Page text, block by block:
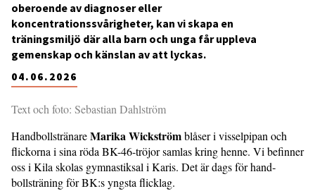
04.06.2026
oberoende av diagnoser eller
koncentrationssvårigheter, kan vi skapa en
träningsmiljö där alla barn och unga får uppleva
gemenskap och känslan av att lyckas.
Text och foto: Sebastian Dahlström
HandbollstränareMarika Wickströmblåser i visselpipan och
flickorna i sina röda BK-46-tröjor samlas kring henne. Vi befinner
oss i Kila skolas gymnastiksal i Karis. Det är dags för hand­
bollsträning för BK:s yngsta flicklag.